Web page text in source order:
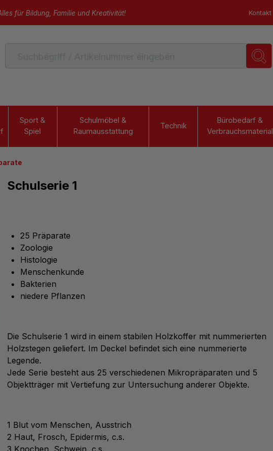
für Bildung, Familie und Kreativität! Kontakt
Sport &
Spiel
Schulmöbel &
Raumausstattung
Technik
Bürobedarf &
Verbrauchsmaterial
Schulserie 1
25 Präparate
Zoologie
Histologie
Menschenkunde
Bakterien
niedere Pflanzen
Die Schulserie 1 wird in einem stabilen Holzkoffer mit nummerierten
Holzstegen geliefert. Im Deckel befindet sich eine nummerierte
Legende.
Jede Serie besteht aus 25 verschiedenen Mikropräparaten und 5
Objektträger mit Vertiefung zur Untersuchung anderer Objekte.
1 Blut vom Menschen, Ausstrich
2 Haut, Frosch, Epidermis, c.s.
3 Knochen, Schwein, c.s.